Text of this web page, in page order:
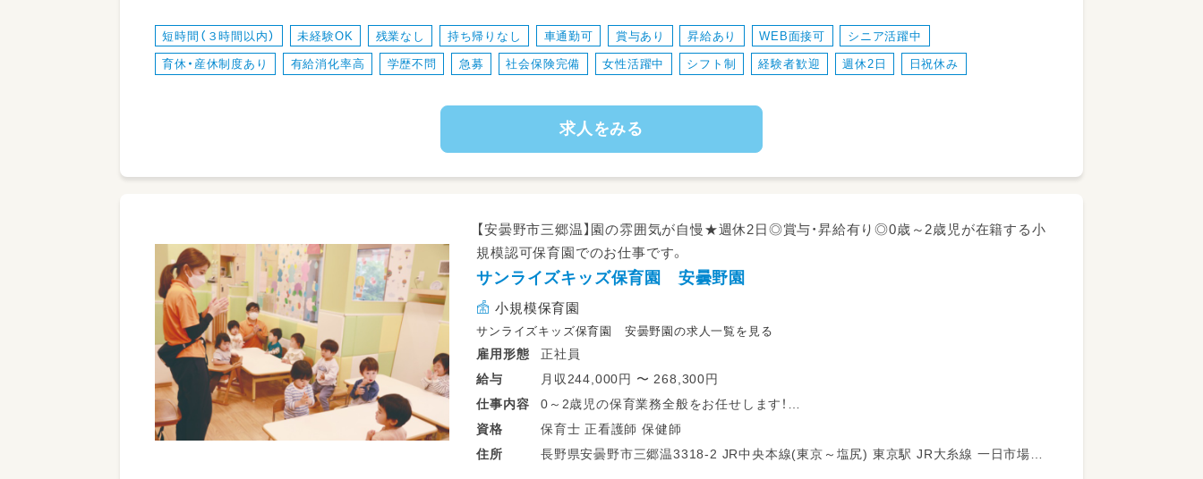
・掃除や雑務
・書類関係(連絡帳はアプリを使用)
アットホームな職場なので、職員同士も協力しながらお子さまひとりひとりと向き合
った保育が可能です★
短時間（３時間以内） 未経験OK 残業なし 持ち帰りなし 車通勤可 賞与あり 昇給あり WEB面接可 シニア活躍中
育休・産休制度あり 有給消化率高 学歴不問 急募 社会保険完備 女性活躍中 シフト制 経験者歓迎 週休2日 日祝休み
求人をみる
【安曇野市三郷温】園の雰囲気が自慢★週休2日◎賞与・昇給有り◎0歳～2歳児が在籍する小
規模認可保育園でのお仕事です。
サンライズキッズ保育園 安曇野園
小規模保育園
サンライズキッズ保育園 安曇野園の求人一覧を見る
雇用形態
正社員
給与
月収244,000円 〜 268,300円
仕事内容
0～2歳児の保育業務全般をお任せします！
・生活面(食事・トイレ・着替えなど)のお世話
・保護者対応
資格
保育士 正看護師 保健師
住所
長野県安曇野市三郷温3318-2 JR中央本線(東京～塩尻) 東京駅 JR大糸線 一日市場駅